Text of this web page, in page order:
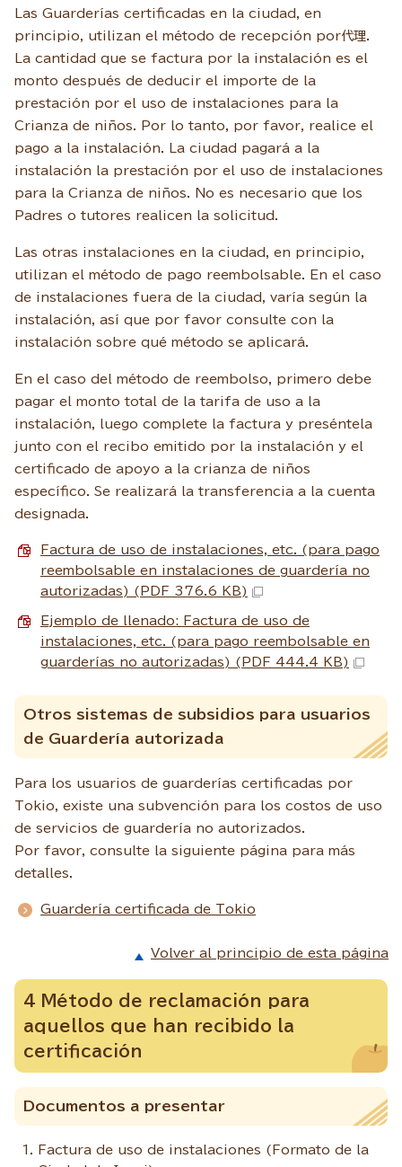
Las Guarderías certificadas en la ciudad, en
principio, utilizan el método de recepción por代理.
La cantidad que se factura por la instalación es el
monto después de deducir el importe de la
prestación por el uso de instalaciones para la
Crianza de niños. Por lo tanto, por favor, realice el
pago a la instalación. La ciudad pagará a la
instalación la prestación por el uso de instalaciones
para la Crianza de niños. No es necesario que los
Padres o tutores realicen la solicitud.
Las otras instalaciones en la ciudad, en principio,
utilizan el método de pago reembolsable. En el caso
de instalaciones fuera de la ciudad, varía según la
instalación, así que por favor consulte con la
instalación sobre qué método se aplicará.
En el caso del método de reembolso, primero debe
pagar el monto total de la tarifa de uso a la
instalación, luego complete la factura y preséntela
junto con el recibo emitido por la instalación y el
certificado de apoyo a la crianza de niños
específico. Se realizará la transferencia a la cuenta
designada.
Factura de uso de instalaciones, etc. (para pago
reembolsable en instalaciones de guardería no
autorizadas) (PDF 376.6 KB)
Ejemplo de llenado: Factura de uso de
instalaciones, etc. (para pago reembolsable en
guarderías no autorizadas) (PDF 444.4 KB)
Otros sistemas de subsidios para usuarios
de Guardería autorizada
Para los usuarios de guarderías certificadas por
Tokio, existe una subvención para los costos de uso
de servicios de guardería no autorizados.
Por favor, consulte la siguiente página para más
detalles.
Guardería certificada de Tokio
Volver al principio de esta página
4 Método de reclamación para
aquellos que han recibido la
certificación
Documentos a presentar
Factura de uso de instalaciones (Formato de la